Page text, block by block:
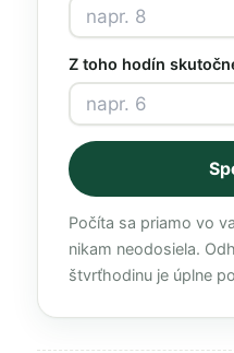
Z toho hodín
Počíta sa priamo vo
nikam neodosiela.
štvrťhodinu je úplne